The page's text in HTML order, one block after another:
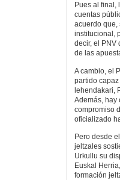
Pues al final,
cuentas
acuerdo que,
institucional,
decir, el PNV
de las
A cambio, el
partido
lehendakari,
Además, hay
compromiso
oficializado
Pero desde
jeltzales
Urkullu su
Euskal
formación